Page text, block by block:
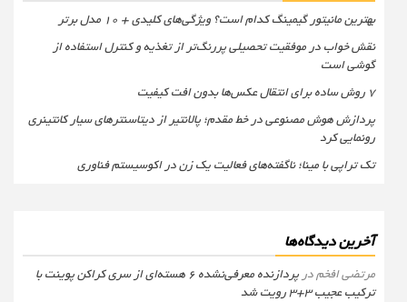
بهترین مانیتور گیمینگ کدام است؟ ویژگی‌های کلیدی + 10 مدل برتر
نقش خواب در موفقیت تحصیلی پررنگ‌تر از تغذیه و کنترل استفاده از
گوشی است
پردازش هوش مصنوعی در خط مقدم؛ پالانتیر از دیتاسنترهای سیار کانتینری
رونمایی کرد
تک تراپی با مینا؛ ناگفته‌های فعالیت یک زن در اکوسیستم فناوری
آخرین دیدگاه‌ها
مرتضی افخمدر
پردازنده معرفی‌نشده 6 هسته‌ای از سری کراکن پوینت با
ترکیب عجیب 3+3 رویت شد